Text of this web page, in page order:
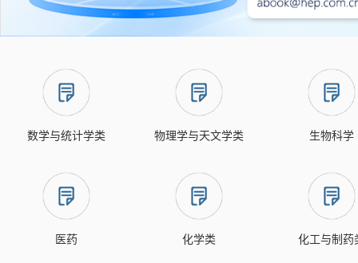
数学与统计学类 物理学与天文学类 生物科学
医药 化学类 化工与制药